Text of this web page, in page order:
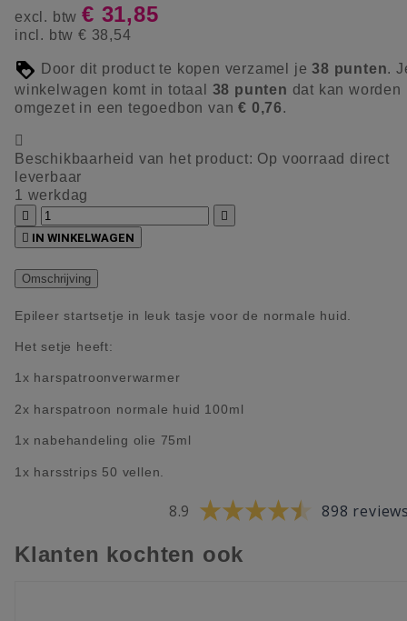
excl. btw € 31,85
incl. btw € 38,54
Door dit product te kopen verzamel je38 punten.
winkelwagen komt in totaal 38 punten dat kan worden
omgezet in een tegoedbon van€ 0,76.

Beschikbaarheid van het product: Op voorraad direct
leverbaar
1 werkdag


 IN WINKELWAGEN
Omschrijving
Epileer startsetje in leuk tasje voor de normale huid.
Het setje heeft:
1x harspatroonverwarmer
2x harspatroon normale huid 100ml
1x nabehandeling olie 75ml
1x harsstrips 50 vellen.
8.9 898
Klanten kochten ook